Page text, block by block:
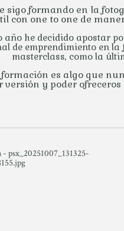
sigo formando en la
con one to one de
año he decidido apostar
de emprendimiento en
masterclass, como la
es algo que
versión y poder